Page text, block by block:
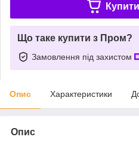
Що таке купити з Пром?
Замовлення під захистом
Опис Характеристики
Опис